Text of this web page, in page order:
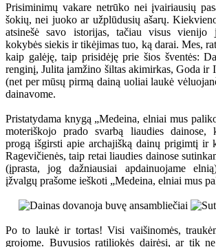
Prisiminimų vakare netrūko nei įvairiausių
šokių, nei juoko ar užplūdusių ašarų.
atsinešė savo istorijas, tačiau visus vienijo
kokybės siekis ir tikėjimas tuo, ką darai. Mes,
kaip galėję, taip prisidėję prie šios šventės:
renginį, Julita įamžino šiltas akimirkas, Goda ir
(net per mūsų pirmą dainą uoliai laukė
dainavome.
Pristatydama knygą „Medeina, elniai mus
moteriškojo prado svarbą liaudies dainose,
progą išgirsti apie archajišką dainų prigimtį ir
Ragevičienės, taip retai liaudies dainose
(įprasta, jog dažniausiai apdainuojame
įžvalgų prašome ieškoti „Medeina, elniai mus
Po to laukė ir tortas! Visi vaišinomės,
grojome. Buvusios ratiliokės dairėsi, ar tik